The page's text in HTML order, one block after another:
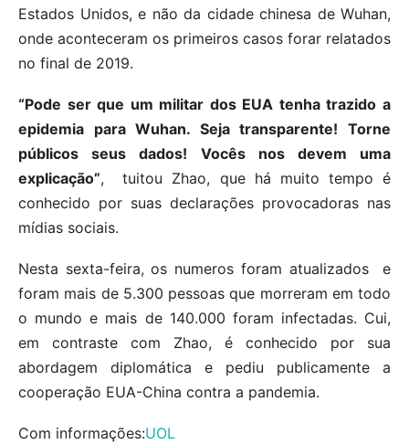
Estados Unidos, e não da cidade chinesa de Wuhan,
onde aconteceram os primeiros casos forar relatados
no final de 2019.
“Pode ser que um militar dos EUA tenha trazido a
epidemia para Wuhan. Seja transparente! Torne
públicos seus dados! Vocês nos devem uma
explicação”, tuitou Zhao, que há muito tempo é
conhecido por suas declarações provocadoras nas
mídias sociais.
Nesta sexta-feira, os numeros foram atualizados e
foram mais de 5.300 pessoas que morreram em todo
o mundo e mais de 140.000 foram infectadas. Cui,
em contraste com Zhao, é conhecido por sua
abordagem diplomática e pediu publicamente a
cooperação EUA-China contra a pandemia.
Com informações:UOL